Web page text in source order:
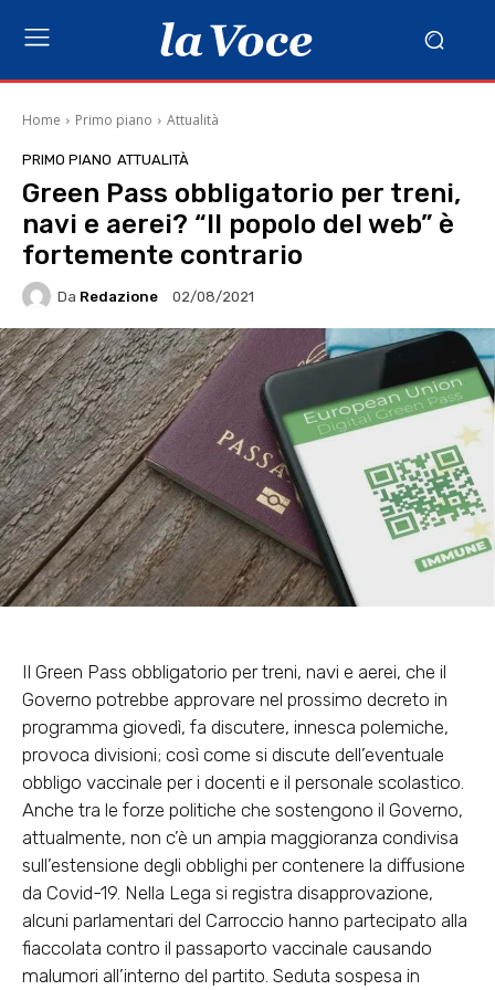
Home Primo piano Attualità
PRIMO PIANO ATTUALITÀ
Green Pass obbligatorio per treni,
navi e aerei? “Il popolo del web” è
fortemente contrario
Da Redazione 02/08/2021
Il Green Pass obbligatorio per treni, navi e aerei, che il
Governo potrebbe approvare nel prossimo decreto in
programma giovedì, fa discutere, innesca polemiche,
provoca divisioni; così come si discute dell’eventuale
obbligo vaccinale per i docenti e il personale scolastico.
Anche tra le forze politiche che sostengono il Governo,
attualmente, non c’è un ampia maggioranza condivisa
sull’estensione degli obblighi per contenere la diffusione
da Covid-19. Nella Lega si registra disapprovazione,
alcuni parlamentari del Carroccio hanno partecipato alla
fiaccolata contro il passaporto vaccinale causando
malumori all’interno del partito. Seduta sospesa in